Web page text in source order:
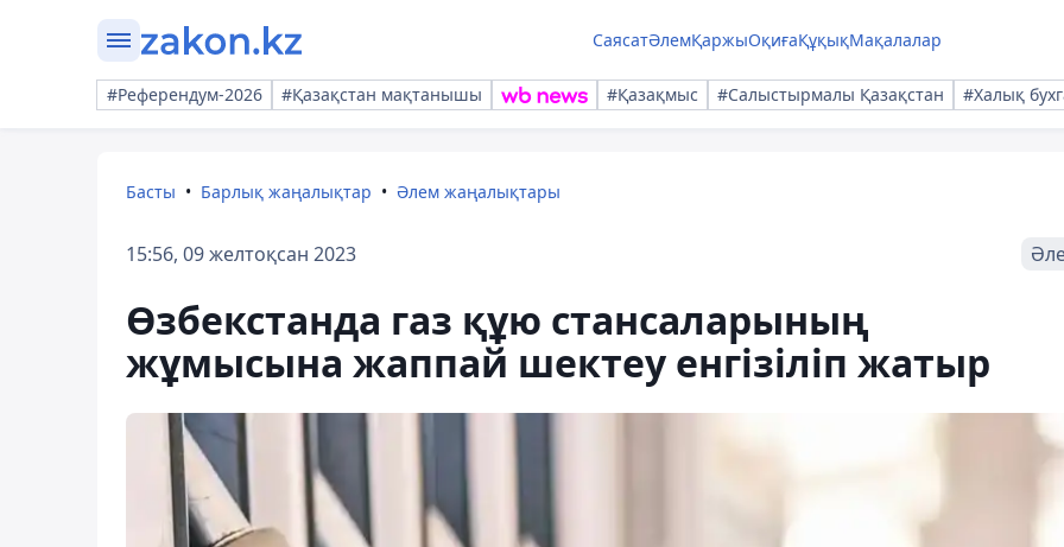
СаясатӘлемҚаржыОқиғаҚұқықМақалалар
#Референдум-2026 #Қазақстан мақтанышы #Қазақмыс #Салыстырмалы Қазақстан #Халық
Басты Барлық жаңалықтар Әлем жаңалықтары
15:56, 09 желтоқсан 2023
Өзбекстанда газ құю стансаларының
жұмысына жаппай шектеу енгізіліп жатыр